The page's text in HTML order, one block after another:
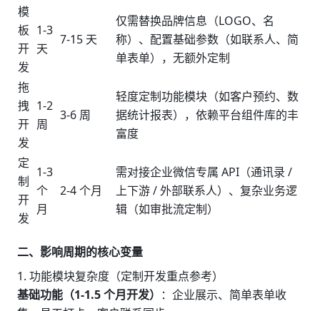
模
板
开
发
1-3
天
7-15 天
仅需替换品牌信息（LOGO、名
称）、配置基础参数（如联系人、简
单表单），无额外定制
拖
拽
开
发
1-2
周
3-6 周
轻度定制功能模块（如客户预约、数
据统计报表），依赖平台组件库的丰
富度
定
制
开
发
1-3
个
月
2-4 个月
需对接企业微信专属 API（通讯录 /
上下游 / 外部联系人）、复杂业务逻
辑（如审批流定制）
二、影响周期的核心变量
1. 功能模块复杂度（定制开发重点参考）
基础功能（1-1.5 个月开发） ：企业展示、简单表单收